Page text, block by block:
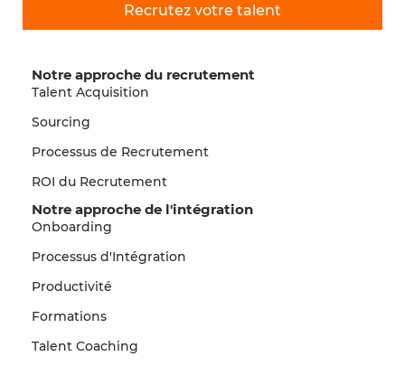
Recrutez votre talent
Notre approche du recrutement
Talent Acquisition
Sourcing
Processus de Recrutement
ROI du Recrutement
Notre approche de l'intégration
Onboarding
Processus d'Intégration
Productivité
Formations
Talent Coaching